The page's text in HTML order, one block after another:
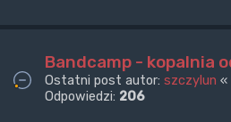
Bandcamp - kopalnia
Ostatni post autor: szczylun «
Odpowiedzi: 206